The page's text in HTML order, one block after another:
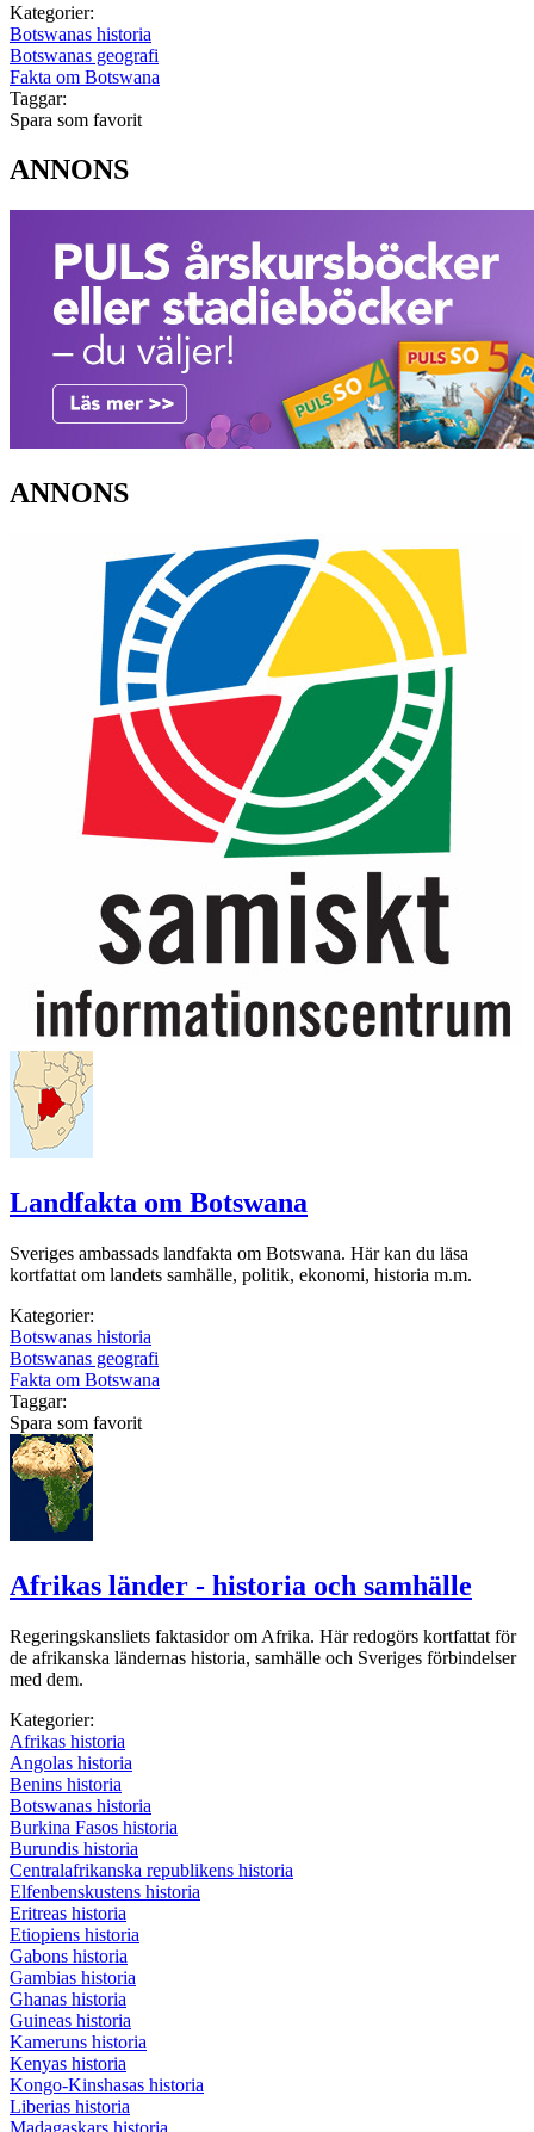
Kategorier:
Botswanas historia
Botswanas geografi
Fakta om Botswana
Taggar:
Spara som favorit
ANNONS
ANNONS
Landfakta om Botswana
Sveriges ambassads landfakta om Botswana. Här kan du läsa
kortfattat om landets samhälle, politik, ekonomi, historia m.m.
Kategorier:
Botswanas historia
Botswanas geografi
Fakta om Botswana
Taggar:
Spara som favorit
Afrikas länder - historia och samhälle
Regeringskansliets faktasidor om Afrika. Här redogörs kortfattat för
de afrikanska ländernas historia, samhälle och Sveriges förbindelser
med dem.
Kategorier:
Afrikas historia
Angolas historia
Benins historia
Botswanas historia
Burkina Fasos historia
Burundis historia
Centralafrikanska republikens historia
Elfenbenskustens historia
Eritreas historia
Etiopiens historia
Gabons historia
Gambias historia
Ghanas historia
Guineas historia
Kameruns historia
Kenyas historia
Kongo-Kinshasas historia
Liberias historia
Madagaskars historia